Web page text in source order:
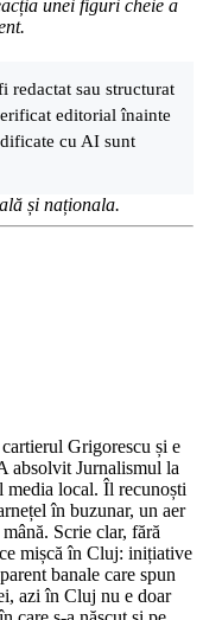
unei figuri cheie a
redactat sau structurat
editorial înainte
cu AI sunt
și naționala.
Grigorescu și e
absolvit Jurnalismul la
media local. Îl recunoști
în buzunar, un aer
Scrie clar, fără
mișcă în Cluj: inițiative
banale care spun
azi în Cluj nu e doar